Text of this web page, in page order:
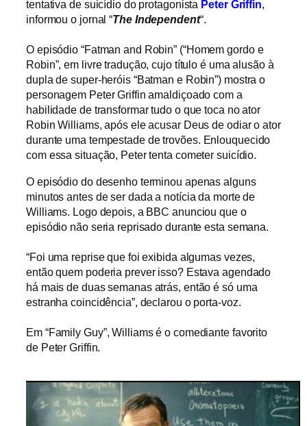
tentativa de suicídio do protagonista Peter Griffin,
informou o jornal “The Independent“.
O episódio “Fatman and Robin” (“Homem gordo e
Robin”, em livre tradução, cujo título é uma alusão à
dupla de super-heróis “Batman e Robin”) mostra o
personagem Peter Griffin amaldiçoado com a
habilidade de transformar tudo o que toca no ator
Robin Williams, após ele acusar Deus de odiar o ator
durante uma tempestade de trovões. Enlouquecido
com essa situação, Peter tenta cometer suicídio.
O episódio do desenho terminou apenas alguns
minutos antes de ser dada a notícia da morte de
Williams. Logo depois, a BBC anunciou que o
episódio não seria reprisado durante esta semana.
“Foi uma reprise que foi exibida algumas vezes,
então quem poderia prever isso? Estava agendado
há mais de duas semanas atrás, então é só uma
estranha coincidência”, declarou o porta-voz.
Em “Family Guy”, Williams é o comediante favorito
de Peter Griffin.